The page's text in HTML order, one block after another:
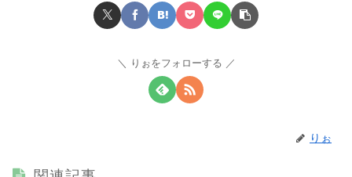
りぉをフォローする
りぉ